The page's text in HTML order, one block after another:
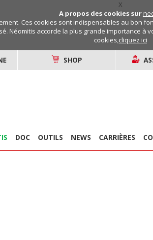
X
A propos des cookies sur
Ces cookies sont indispensables au bon
Néomitis accorde la plus grande importance
cookies,cliquez ici
SHOP
DOC OUTILS NEWS CARRIÈRES